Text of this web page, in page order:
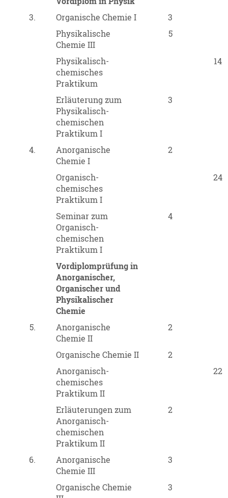
3.
Organische Chemie I
3
Physikalische
Chemie III
5
Physikalisch-
chemisches
Praktikum
14
Erläuterung zum
Physikalisch-
chemischen
Praktikum I
3
4.
Anorganische
Chemie I
2
Organisch-
chemisches
Praktikum I
24
Seminar zum
Organisch-
chemischen
Praktikum I
4
Vordiplomprüfung in
Anorganischer,
Organischer und
Physikalischer
Chemie
5.
Anorganische
Chemie II
2
Organische Chemie II
2
Anorganisch-
chemisches
Praktikum II
22
Erläuterungen zum
Anorganisch-
chemischen
Praktikum II
2
6.
Anorganische
Chemie III
3
Organische Chemie
3